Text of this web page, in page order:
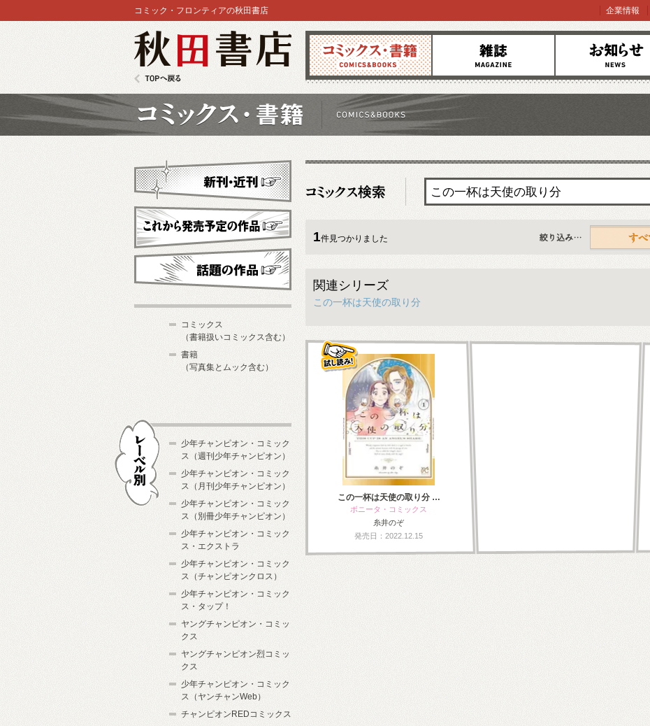
コミックス 雑誌 お知らせ
コミック・フロンティアの秋田書店 企業情報
1件見つかりました
すべて
関連シリーズ
この一杯は天使の取り分
この一杯は天使の取り分 …
ボニータ・コミックス
糸井のぞ
発売日：2022.12.15
新刊・近刊
これから発売予定
コミックス
（書籍扱いコミックス含む）
書籍
（写真集とムック含む）
少年チャンピオン・コミック
ス（週刊少年チャンピオン）
少年チャンピオン・コミック
ス（月刊少年チャンピオン）
少年チャンピオン・コミック
ス（別冊少年チャンピオン）
少年チャンピオン・コミック
ス・エクストラ
少年チャンピオン・コミック
ス（チャンピオンクロス）
少年チャンピオン・コミック
ス・タップ！
ヤングチャンピオン・コミッ
クス
ヤングチャンピオン烈コミッ
クス
少年チャンピオン・コミック
ス（ヤンチャンWeb）
チャンピオンREDコミックス